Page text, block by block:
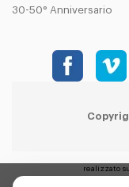
30-50° Anniversario
realizzato